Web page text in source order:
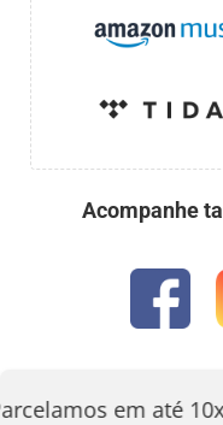
Acompanhe
em até 10x